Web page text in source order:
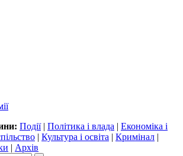
Події| Політика і влада | Економіка і
| Культура і освіта | Кримінал |
| Архів